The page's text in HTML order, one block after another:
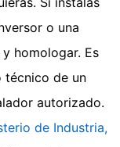
o una
homologar. Es
técnico de un
autorizado.
de Industria,